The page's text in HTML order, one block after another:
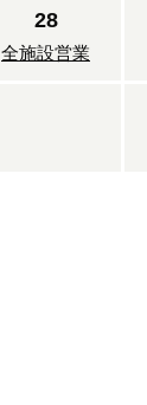
28
全施設営業